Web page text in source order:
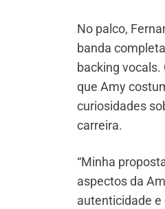
No palco,
banda
backing vocals.
que Amy
curiosidades
carreira.
“Minha
aspectos da
autenticidade